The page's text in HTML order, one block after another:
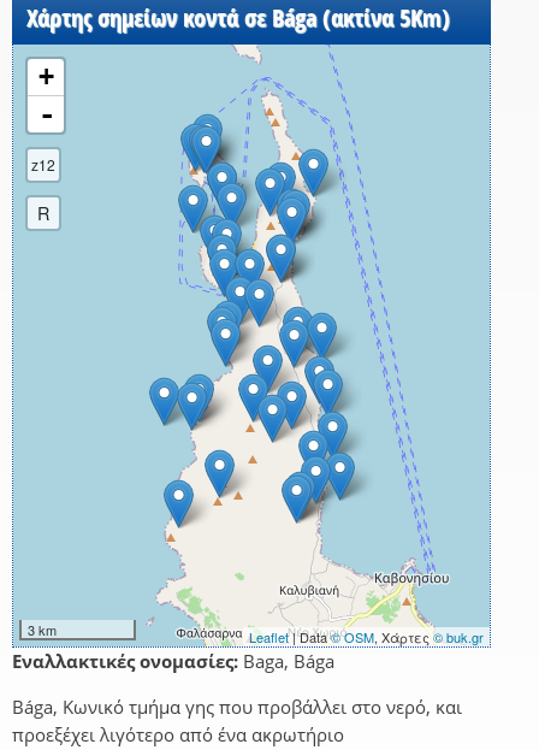
Χάρτης σημείων κοντά σε Bága (ακτίνα 5Km)
+
-
z12
R
3 km Leaflet| Data© OSM, Χάρτες© buk.gr
Εναλλακτικές ονομασίες: Baga, Bága
Bága, Κωνικό τμήμα γης που προβάλλει στο νερό, και
προεξέχει λιγότερο από ένα ακρωτήριο